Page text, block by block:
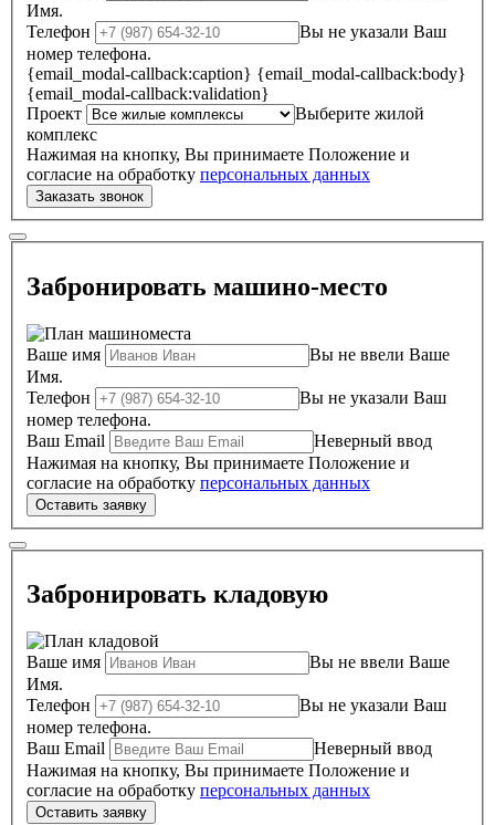
Имя.
Телефон
Вы не указали Ваш
номер телефона.
{email_modal-callback:caption} {email_modal-callback:body}
{email_modal-callback:validation}
Проект
Выберите жилой
комплекс
Нажимая на кнопку, Вы принимаете Положение и
согласие на обработку персональных данных
Забронировать машино-место
Ваше имя
Вы не ввели Ваше
Имя.
Телефон
Вы не указали Ваш
номер телефона.
Ваш Email
Неверный ввод
Нажимая на кнопку, Вы принимаете Положение и
согласие на обработку персональных данных
Забронировать кладовую
Ваше имя
Вы не ввели Ваше
Имя.
Телефон
Вы не указали Ваш
номер телефона.
Ваш Email
Неверный ввод
Нажимая на кнопку, Вы принимаете Положение и
согласие на обработку персональных данных